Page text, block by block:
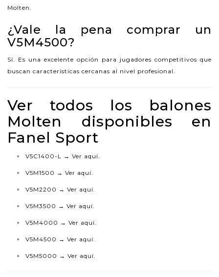
Molten.
¿Vale la pena comprar un
V5M4500?
Sí. Es una excelente opción para jugadores competitivos que
buscan características cercanas al nivel profesional.
Ver todos los balones
Molten disponibles en
Fanel Sport
V5C1400-L → Ver aquí.
V5M1500 → Ver aquí.
V5M2200 → Ver aquí.
V5M3500 → Ver aquí.
V5M4000 → Ver aquí.
V5M4500 → Ver aquí.
V5M5000 → Ver aquí.